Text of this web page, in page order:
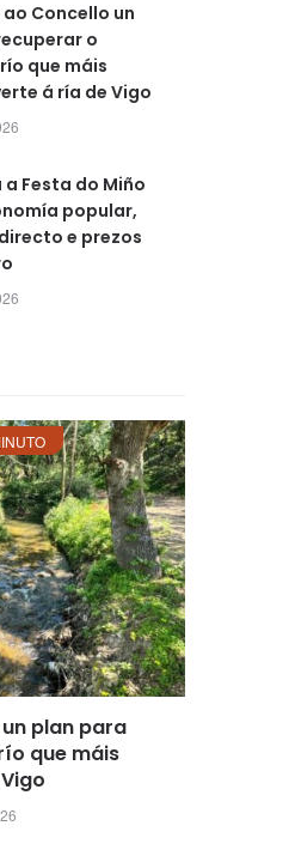
ao Concello un
o
que máis
á ría de Vigo
a Festa do Miño
popular,
e prezos
un plan para
que máis